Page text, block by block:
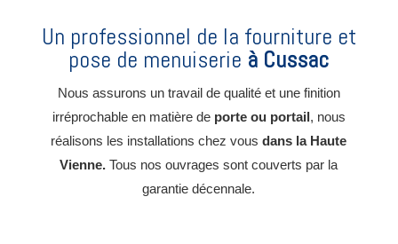
Un professionnel de la fourniture et
pose de menuiserie à Cussac
Nous assurons un travail de qualité et une finition
irréprochable en matière de porte ou portail, nous
réalisons les installations chez vousdans la Haute
Vienne. Tous nos ouvrages sont couverts par la
garantie décennale.